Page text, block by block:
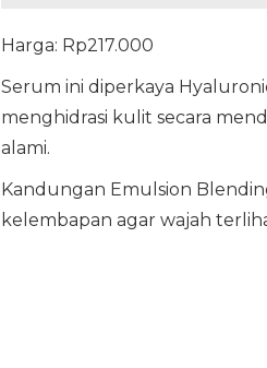
Harga: Rp217.000
Serum ini diperkaya
menghidrasi kulit secara
alami.
Kandungan Emulsion
kelembapan agar wajah